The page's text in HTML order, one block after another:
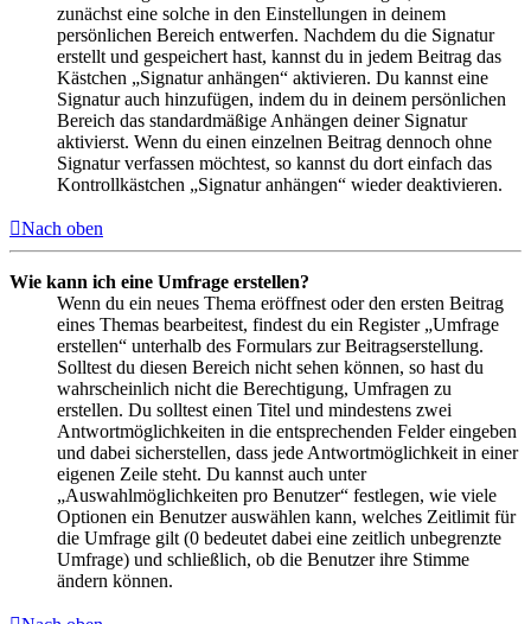
zunächst eine solche in den Einstellungen in deinem
persönlichen Bereich entwerfen. Nachdem du die Signatur
erstellt und gespeichert hast, kannst du in jedem Beitrag das
Kästchen „Signatur anhängen“ aktivieren. Du kannst eine
Signatur auch hinzufügen, indem du in deinem persönlichen
Bereich das standardmäßige Anhängen deiner Signatur
aktivierst. Wenn du einen einzelnen Beitrag dennoch ohne
Signatur verfassen möchtest, so kannst du dort einfach das
Kontrollkästchen „Signatur anhängen“ wieder deaktivieren.
Nach oben
Wie kann ich eine Umfrage erstellen?
Wenn du ein neues Thema eröffnest oder den ersten Beitrag
eines Themas bearbeitest, findest du ein Register „Umfrage
erstellen“ unterhalb des Formulars zur Beitragserstellung.
Solltest du diesen Bereich nicht sehen können, so hast du
wahrscheinlich nicht die Berechtigung, Umfragen zu
erstellen. Du solltest einen Titel und mindestens zwei
Antwortmöglichkeiten in die entsprechenden Felder eingeben
und dabei sicherstellen, dass jede Antwortmöglichkeit in einer
eigenen Zeile steht. Du kannst auch unter
„Auswahlmöglichkeiten pro Benutzer“ festlegen, wie viele
Optionen ein Benutzer auswählen kann, welches Zeitlimit für
die Umfrage gilt (0 bedeutet dabei eine zeitlich unbegrenzte
Umfrage) und schließlich, ob die Benutzer ihre Stimme
ändern können.